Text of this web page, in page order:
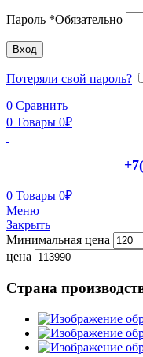
Пароль *Обязательно
Вход
Потеряли свой пароль?
0 Сравнить
0 Товары 0₽
0 Товары 0₽
Меню
Закрыть
Минимальная цена
цена
Страна